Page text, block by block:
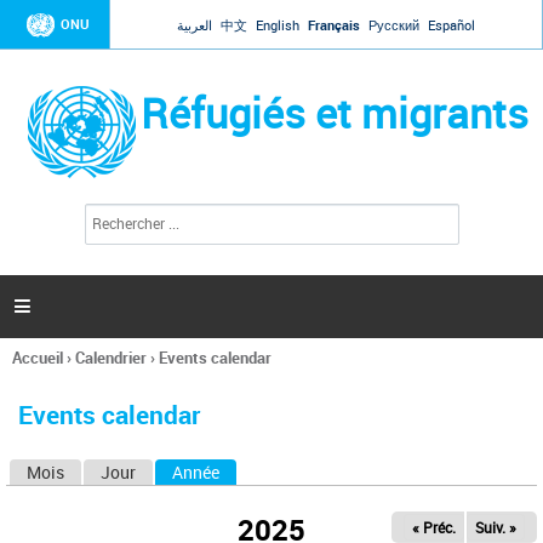
Jump to navigation
ONU العربية 中文 English Français Русский Español
Réfugiés et migrants
l
c
h
e

Vous
ici
Accueil›Calendrier› Events calendar
Events calendar
Mois Jour Année
2025 « Préc. Suiv. »